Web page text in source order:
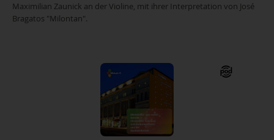
Maximilian Zaunick an der Violine, mit ihrer Interpretation von José
Bragatos "Milontan".